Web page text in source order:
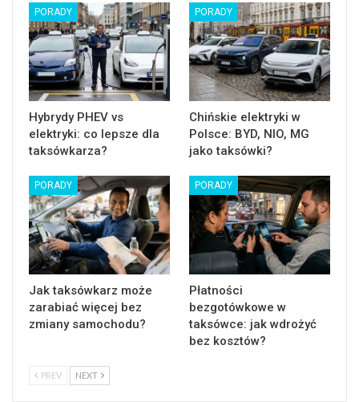
PORADY
Hybrydy PHEV vs
elektryki: co lepsze dla
taksówkarza?
PORADY
Chińskie elektryki w
Polsce: BYD, NIO, MG
jako taksówki?
PORADY
Jak taksówkarz może
zarabiać więcej bez
zmiany samochodu?
PORADY
Płatności
bezgotówkowe w
taksówce: jak wdrożyć
bez kosztów?
PREV NEXT